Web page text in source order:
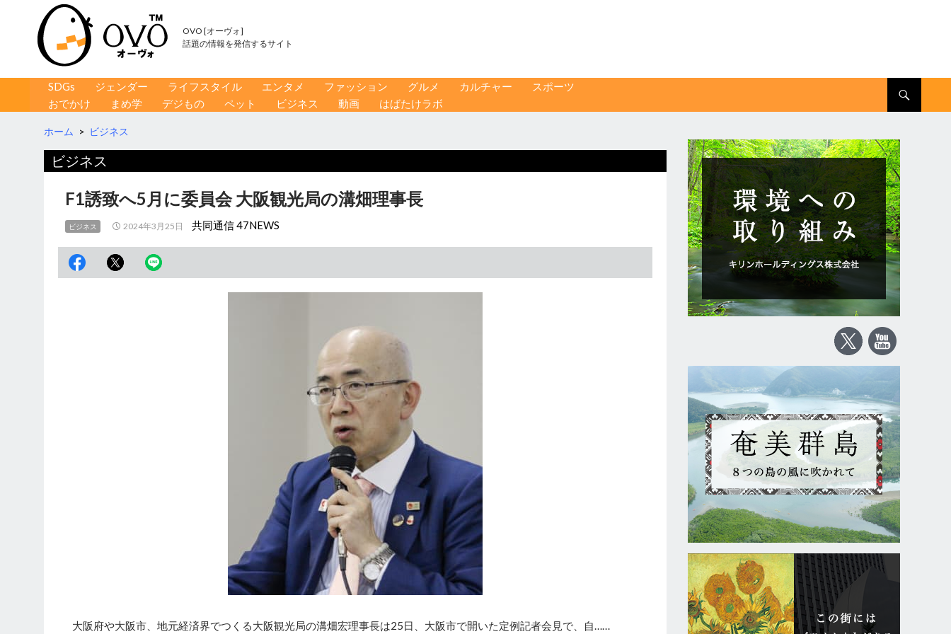
OVO [オーヴォ]
話題の情報を発信するサイト
コンテンツへ移動
SDGs ジェンダー ライフスタイル エンタメ ファッション グルメ カルチャー
スポーツ
おでかけ
まめ学 デジもの ペット ビジネス 動画 はばたけラボ
ホーム > ビジネス
ビジネス
F1誘致へ5月に委員会 大阪観光局の溝畑理事長
ビジネス 2024年3月25日 共同通信 47NEWS
大阪府や大阪市、地元経済界でつくる大阪観光局の溝畑宏理事長は25日、大阪市で開いた定例記者会見で、自……